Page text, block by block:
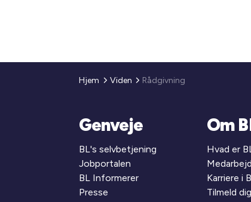
Hjem Viden Rådgivning
Genveje
BL's selvbetjening
Jobportalen
BL Informerer
Presse
Om
Hvad er
Karriere i
Tilmeld